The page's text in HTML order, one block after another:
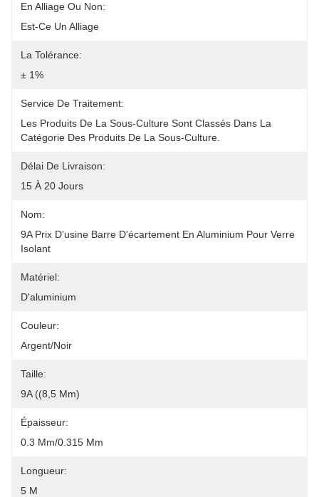
En Alliage Ou Non:
Est-Ce Un Alliage
La Tolérance:
± 1%
Service De Traitement:
Les Produits De La Sous-Culture Sont Classés Dans La
Catégorie Des Produits De La Sous-Culture.
Délai De Livraison:
15 À 20 Jours
Nom:
9A Prix D'usine Barre D'écartement En Aluminium Pour Verre
Isolant
Matériel:
D'aluminium
Couleur:
Argent/noir
Taille:
9A ((8,5 Mm)
Épaisseur:
0.3 Mm/0.315 Mm
Longueur:
5 M